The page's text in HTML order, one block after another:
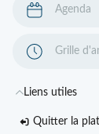
Agenda
Grille
Liens utiles
Quitter la